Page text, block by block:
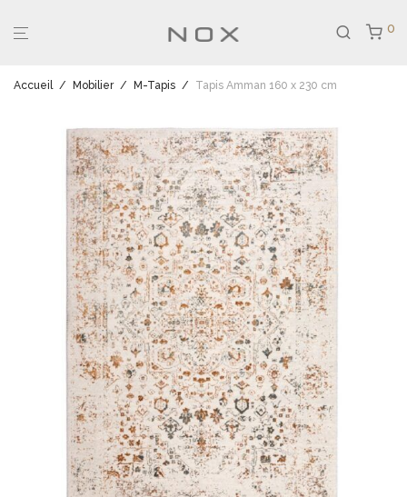
0
Accueil / Mobilier / M-Tapis / Tapis Amman 160 x 230 cm